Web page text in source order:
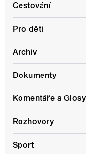
Cestování
Pro děti
Archiv
Dokumenty
Komentáře a Glosy
Rozhovory
Sport